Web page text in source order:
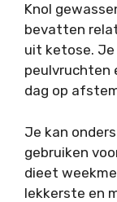
Knol
bevatten
uit ketose. Je
peulvruchten
dag op
Je kan
gebruiken
dieet
lekkerste en